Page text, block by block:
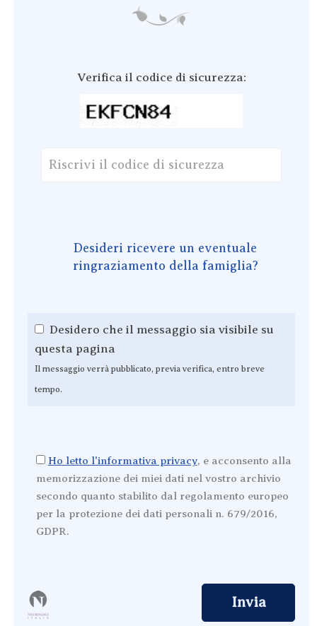
Verifica il codice di sicurezza:
Desideri ricevere un eventuale
ringraziamento della famiglia?
Desidero che il messaggio sia visibile su
questa pagina
Il messaggio verrà pubblicato, previa verifica, entro breve
tempo.
Ho letto l'informativa privacy, e acconsento alla
memorizzazione dei miei dati nel vostro archivio
secondo quanto stabilito dal regolamento europeo
per la protezione dei dati personali n. 679/2016,
GDPR.